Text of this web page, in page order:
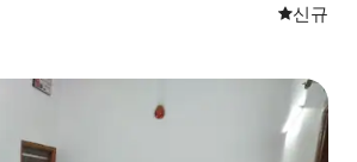
신규 숙소
신규